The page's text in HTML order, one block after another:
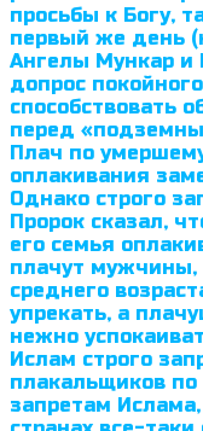
просьбы к Богу,
первый же день
Ангелы Мункар и
допрос
способствовать
перед
Плач по
оплакивания
Однако строго
Пророк сказал,
его семья
плачут мужчины,
среднего
упрекать, а
нежно
Ислам строго
плакальщиков
запретам